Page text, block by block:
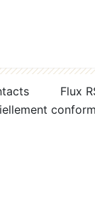
Flux